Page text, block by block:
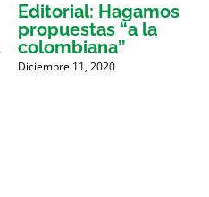
Editorial: Hagamos
propuestas “a la
colombiana”
Diciembre 11, 2020